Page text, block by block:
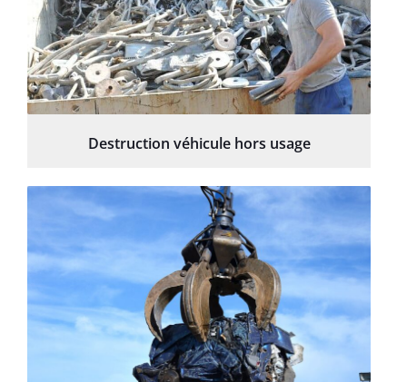
Destruction véhicule hors usage